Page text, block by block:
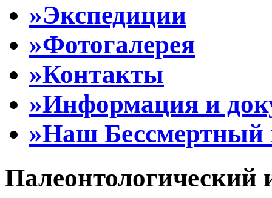
»Экспедиции
»Фотогалерея
»Контакты
»Информация и
»Наш Бессмертный
Палеонтологический